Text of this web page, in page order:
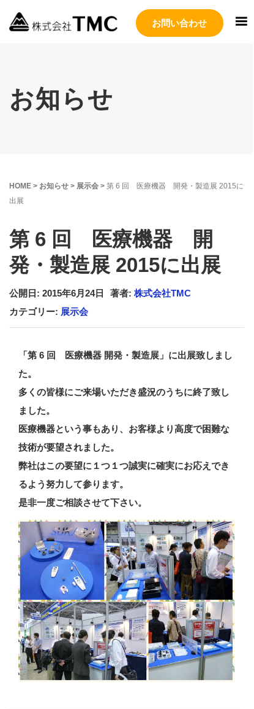
お問い合わせ
お知らせ
HOME > お知らせ > 展示会 > 第 6 回 医療機器 開発・製造展 2015に
出展
第 6 回 医療機器 開
発・製造展 2015に出展
公開日: 2015年6月24日 著者: 株式会社TMC
カテゴリー: 展示会
「第 6 回 医療機器 開発・製造展」に出展致しまし
た。
多くの皆様にご来場いただき盛況のうちに終了致し
ました。
医療機器という事もあり、お客様より高度で困難な
技術が要望されました。
弊社はこの要望に１つ１つ誠実に確実にお応えでき
るよう努力して参ります。
是非一度ご相談させて下さい。